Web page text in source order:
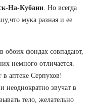
На-Кубани . Но всегда
мука разная и ее
обоих фондах совпадают,
немного отличается.
аптеке Серпухов!
неоднократно звучат в
тело, желательно